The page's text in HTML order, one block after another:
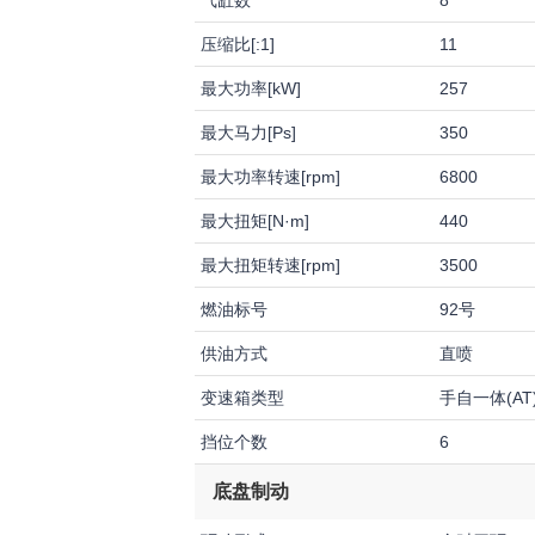
压缩比[:1] 11
最大功率[kW] 257
最大马力[Ps] 350
最大功率转速[rpm] 6800
最大扭矩[N·m] 440
最大扭矩转速[rpm] 3500
燃油标号 92号
供油方式 直喷
变速箱类型 手自一体
挡位个数 6
底盘制动